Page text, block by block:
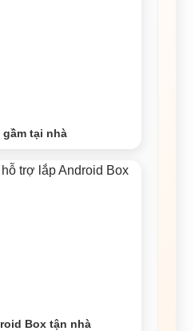
gầm tại nhà
Box tận nhà